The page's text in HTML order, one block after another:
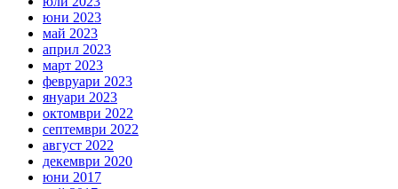
юни 2023
май 2023
април 2023
март 2023
февруари 2023
януари 2023
октомври 2022
септември 2022
август 2022
декември 2020
юни 2017